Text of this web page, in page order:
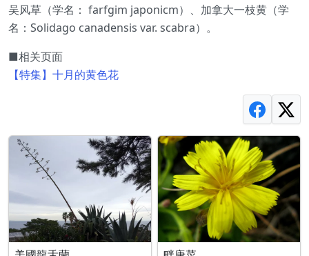
吴风草（学名： farfgim japonicm）、加拿大一枝黄（学
名：Solidago canadensis var. scabra）。
■相关页面
【特集】十月的黄色花